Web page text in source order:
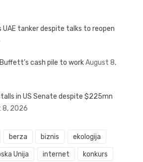
UAE tanker despite talks to reopen
cash pile to workAugust 8,
in US Senate despite $225mn
8, 2026
berza biznis ekologija
Unija internet konkurs